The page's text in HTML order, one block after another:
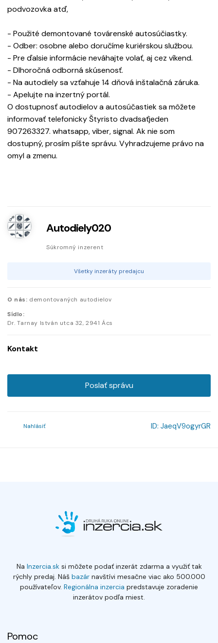
podvozovka atď,
- Použité demontované továrenské autosúčiastky.
- Odber: osobne alebo doručíme kuriérskou službou.
- Pre ďalsie informácie neváhajte volať, aj cez víkend.
- Dlhoročná odborná skúsenosť.
- Na autodiely sa vzťahuje 14 dňová inštalačná záruka.
- Apelujte na inzertný portál.
O dostupnosť autodielov a autosúčastiek sa môžete
informovať telefonicky Štyristo dvadsaťjeden
907263327. whatsapp, viber, signal. Ak nie som
dostupný, prosím píšte správu. Vyhradzujeme právo na
omyl a zmenu.
Autodiely020
Súkromný inzerent
Všetky inzeráty predajcu
O nás: demontovaných autodielov
Sídlo:
Dr. Tarnay István utca 32, 2941 Ács
Kontakt
Poslať správu
Nahlásiť ID: JaeqV9ogyrGR
Na Inzercia.sksi môžete podať inzerát zdarma a využiť tak
rýchly predaj. Náš bazárnavštívi mesačne viac ako 500.000
používateľov. Regionálna inzercia predstavuje zoradenie
inzerátov podľa miest.
Pomoc